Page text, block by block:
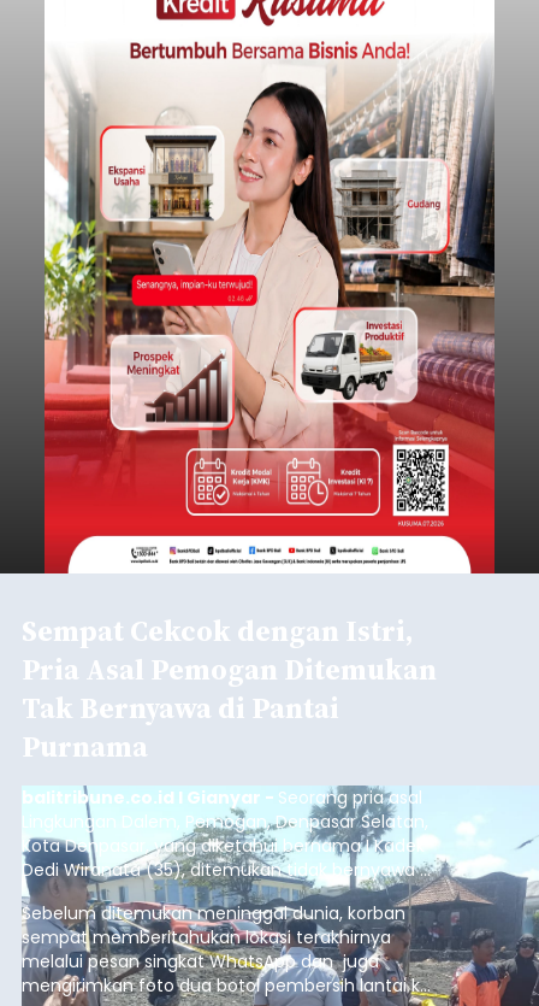
Sempat Cekcok dengan Istri,
Pria Asal Pemogan Ditemukan
Tak Bernyawa di Pantai
Purnama
balitribune.co.id I Gianyar - Seorang pria asal
Lingkungan Dalem, Pemogan, Denpasar Selatan,
Kota Denpasar, yang diketahui bernama I Kadek
Dedi Wiranata (35), ditemukan tidak bernyawa di
pesisir Pantai Purnama, Sukawati.
Sebelum ditemukan meninggal dunia, korban
sempat memberitahukan lokasi terakhirnya
melalui pesan singkat WhatsApp dan juga
mengirimkan foto dua botol pembersih lantai ke